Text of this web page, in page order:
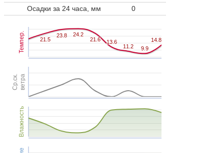
Осадки за 24 часа, мм
0
Темпер.
Ср.ск.ветра
Влажность
21.5
21.5
23.8
23.8 24.2
24.2
21.6
21.6 13.6
13.6
11.2
11.2 9.9
9.9
14.8
14.8